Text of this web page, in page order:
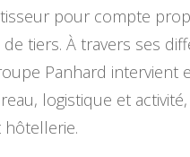
pour compte
tiers. À travers ses
Panhard intervient
logistique et activité,